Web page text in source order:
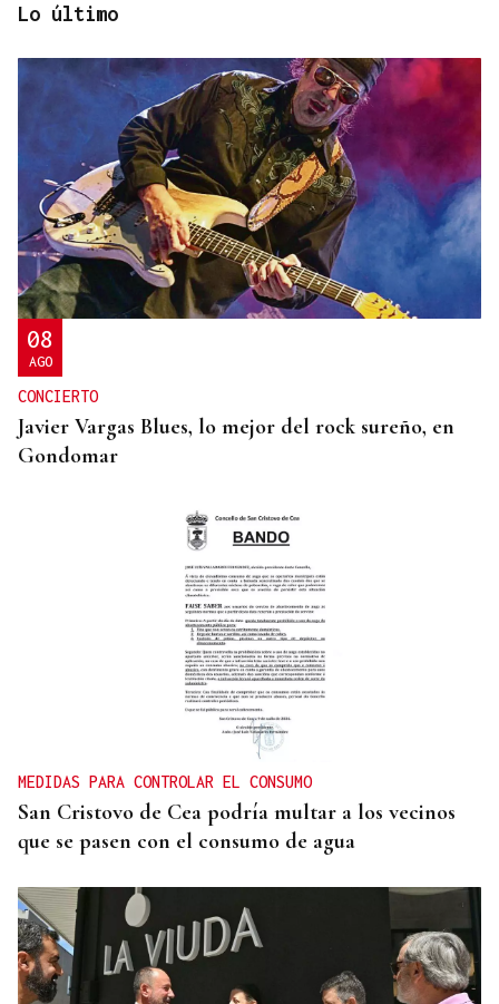
SEGURIDAD INFANTIL
Un tribunal de Estados Unidos multa a Meta con
567 millones de dólares por perjudicar la salud
mental de los menores
Lo último
08
AGO
CONCIERTO
Javier Vargas Blues, lo mejor del rock sureño, en
Gondomar
MEDIDAS PARA CONTROLAR EL CONSUMO
San Cristovo de Cea podría multar a los vecinos
que se pasen con el consumo de agua